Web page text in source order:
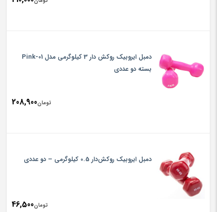
دمبل ایروبیک روکش دار 3 کیلوگرمی مدل 01-Pink
بسته دو عددی
تومان208,900
دمبل ایروبیک روکش‌دار 0.5 کیلوگرمی – دو عددی
تومان46,500